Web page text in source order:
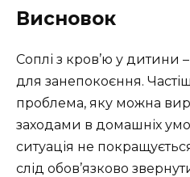
Висновок
Соплі з кров’ю у дитини
для занепокоєння.
проблема, яку можна
заходами в домашніх
ситуація не
слід обов’язково